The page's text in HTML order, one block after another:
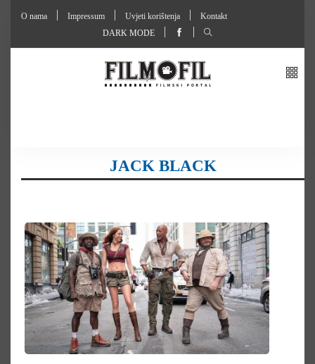
O nama Impressum Uvjeti korištenja
Kontakt
DARK MODE
JACK BLACK